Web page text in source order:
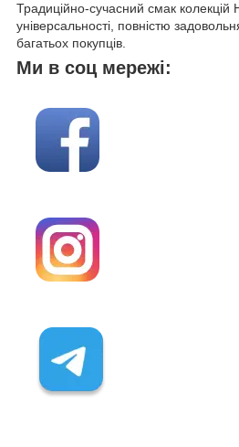
Традиційно-сучасний смак колекцій
універсальності, повністю
багатьох покупців.
Ми в соц мережі: